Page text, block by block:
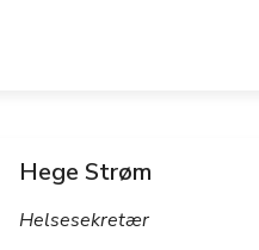
Hege Strøm
Helsesekretær